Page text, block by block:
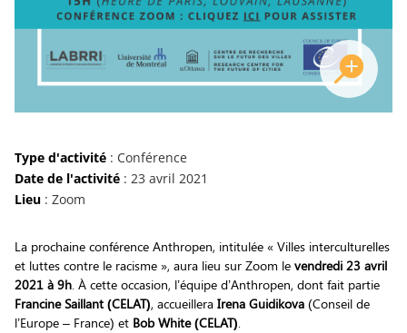
Type d'activité: Conférence
Date de l'activité: 23 avril 2021
Lieu: Zoom
La prochaine conférence Anthropen, intitulée « Villes interculturelles
et luttes contre le racisme », aura lieu sur Zoom le vendredi 23 avril
2021 à 9h. À cette occasion, l’équipe d’Anthropen, dont fait partie
Francine Saillant (CELAT), accueillera Irena Guidikova(Conseil de
l’Europe – France) et Bob White (CELAT).